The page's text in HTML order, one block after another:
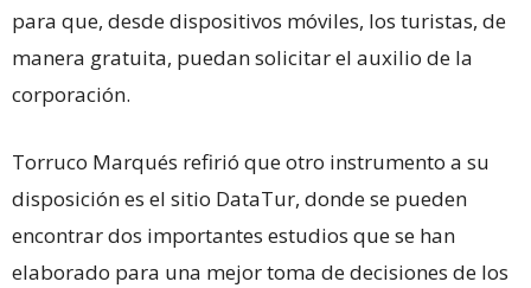
para que, desde dispositivos móviles, los turistas, de
manera gratuita, puedan solicitar el auxilio de la
corporación.
Torruco Marqués refirió que otro instrumento a su
disposición es el sitio DataTur, donde se pueden
encontrar dos importantes estudios que se han
elaborado para una mejor toma de decisiones de los